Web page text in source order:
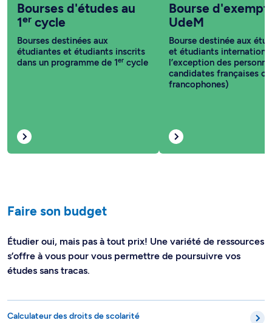
Bourses d'études au
1er cycle
Bourses destinées aux
étudiantes et étudiants inscrits
dans un programme de 1 er cycle
Bourse
UdeM
Bourse destinée aux
et étudiants
l’exception des
candidates françaises
francophones)
Faire son budget
Étudier oui, mais pas à tout prix! Une variété de ressources
s’offre à vous pour vous permettre de poursuivre vos
études sans tracas.
Calculateur des droits de scolarité